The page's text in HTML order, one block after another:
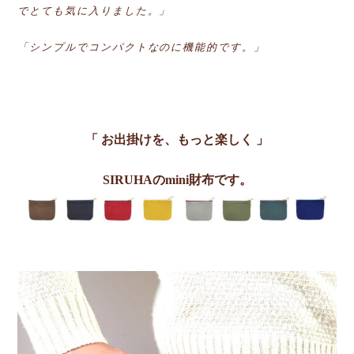
でとても気に入りました。」
「シンプルでコンパクトなのに機能的です。」
「 お出掛けを、もっと楽しく 」
SIRUHAのmini財布です。